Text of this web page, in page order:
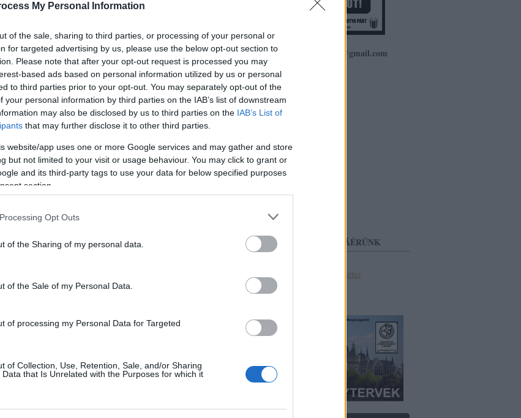
My Personal Information
of the sale, sharing to third parties, or processing of your personal or
for targeted advertising by us, please use the below opt-out section to
Please note that after your opt-out request is processed you may
based ads based on personal information utilized by us or personal
to third parties prior to your opt-out. You may separately opt-out of the
your personal information by third parties on the IAB’s list of downstream
may also be disclosed by us to third parties on the IAB’s List of
that may further disclose it to other third parties.
website/app uses one or more Google services and may gather and store
but not limited to your visit or usage behaviour. You may click to grant or
and its third-party tags to use your data for below specified purposes
section.
Opt Outs
of the Sharing of my personal data.
of the Sale of my Personal Data.
of processing my Personal Data for Targeted
of Collection, Use, Retention, Sale, and/or Sharing
that Is Unrelated with the Purposes for which it
ketfarkukutya@gmail.com
MÁSKOR IS RÁÉRÜNK
Általános tüntetés
SÜTI BEÁLLÍTÁSOK MÓDOSÍTÁSA